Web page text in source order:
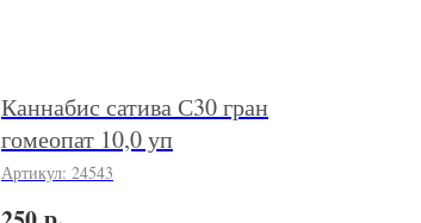
Каннабис сатива С30 гран
гомеопат 10,0 уп
Артикул: 24543